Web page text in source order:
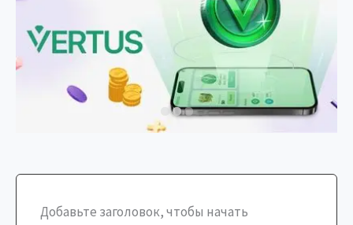
Добавьте заголовок, чтобы начать